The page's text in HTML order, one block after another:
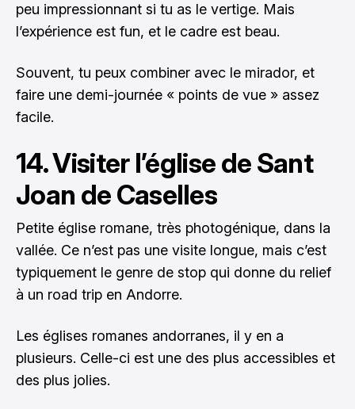
peu impressionnant si tu as le vertige. Mais
l’expérience est fun, et le cadre est beau.
Souvent, tu peux combiner avec le mirador, et
faire une demi-journée « points de vue » assez
facile.
14. Visiter l’église de Sant
Joan de Caselles
Petite église romane, très photogénique, dans la
vallée. Ce n’est pas une visite longue, mais c’est
typiquement le genre de stop qui donne du relief
à un road trip en Andorre.
Les églises romanes andorranes, il y en a
plusieurs. Celle-ci est une des plus accessibles et
des plus jolies.